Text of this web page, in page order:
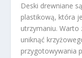
Deski drewniane
plastikową, która
utrzymaniu. Warto
uniknąć
przygotowywania